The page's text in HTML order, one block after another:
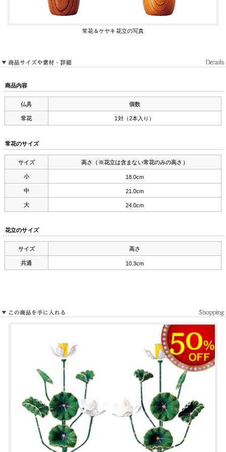
常花＆ケヤキ花立の写真
商品内容
仏具 個数
常花 1対（2本入り）
常花のサイズ
サイズ 高さ（※花立は含まない常花のみの高さ）
小 18.0cm
中 21.0cm
大 24.0cm
花立のサイズ
サイズ 高さ
共通 10.3cm